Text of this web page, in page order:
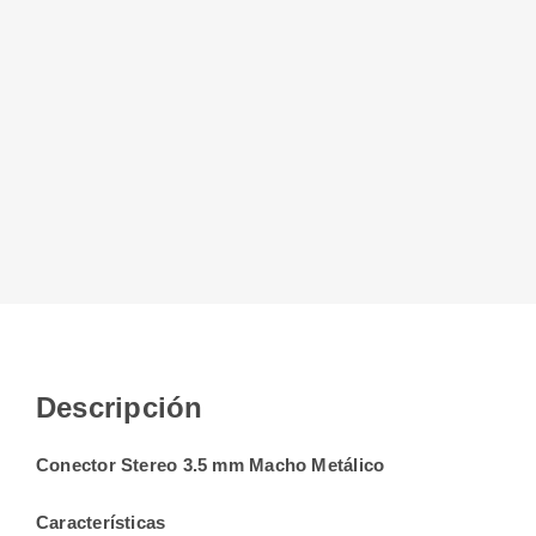
Descripción
Conector Stereo 3.5 mm Macho Metálico
Características